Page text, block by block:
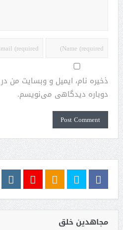
ذخیره نام، ایمیل و وبسایت من
دوباره دیدگاهی می‌نویسم.
مجاهدین خلق